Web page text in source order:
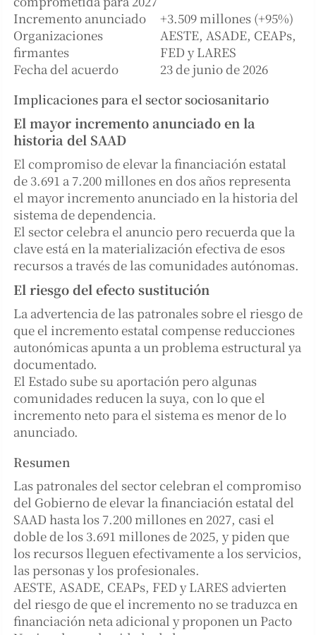
Incremento anunciado
+3.509 millones (+95%)
Organizaciones
firmantes
AESTE, ASADE, CEAPs,
FED y LARES
Fecha del acuerdo
23 de junio de 2026
Implicaciones para el sector sociosanitario
El mayor incremento anunciado en la
historia del SAAD
El compromiso de elevar la financiación estatal
de 3.691 a 7.200 millones en dos años representa
el mayor incremento anunciado en la historia del
sistema de dependencia.
El sector celebra el anuncio pero recuerda que la
clave está en la materialización efectiva de esos
recursos a través de las comunidades autónomas.
El riesgo del efecto sustitución
La advertencia de las patronales sobre el riesgo de
que el incremento estatal compense reducciones
autonómicas apunta a un problema estructural ya
documentado.
El Estado sube su aportación pero algunas
comunidades reducen la suya, con lo que el
incremento neto para el sistema es menor de lo
anunciado.
Resumen
Las patronales del sector celebran el compromiso
del Gobierno de elevar la financiación estatal del
SAAD hasta los 7.200 millones en 2027, casi el
doble de los 3.691 millones de 2025, y piden que
los recursos lleguen efectivamente a los servicios,
las personas y los profesionales.
AESTE, ASADE, CEAPs, FED y LARES advierten
del riesgo de que el incremento no se traduzca en
financiación neta adicional y proponen un Pacto